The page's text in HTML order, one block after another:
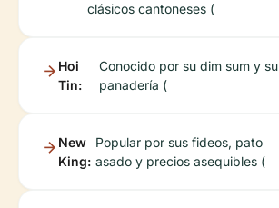
clásicos cantoneses (
Hoi
Tin:
Conocido por su dim sum y su
panadería (
New
King:
Popular por sus fideos, pato
asado y precios asequibles (